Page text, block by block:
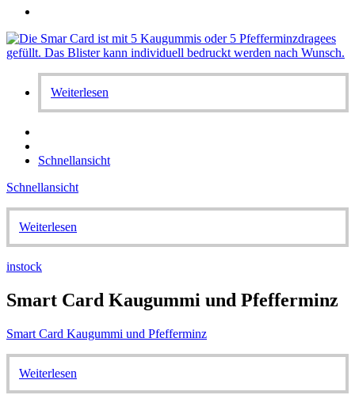
Weiterlesen
Schnellansicht
Schnellansicht
Weiterlesen
instock
Smart Card Kaugummi und Pfefferminz
Smart Card Kaugummi und Pfefferminz
Weiterlesen